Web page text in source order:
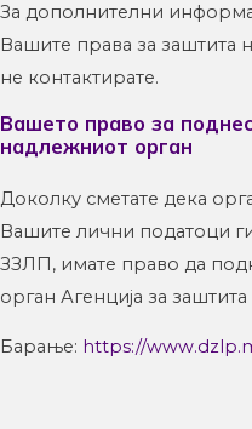
За дополнителни
Вашите права за заштита
не контактирате.
Вашето право за
надлежниот орган
Доколку сметате дека
Вашите лични податоци
ЗЗЛП, имате право да
орган Агенција за
Барање: https://